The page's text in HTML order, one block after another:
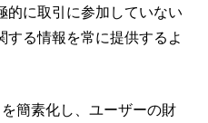
的に取引に参加していない
る情報を常に提供するよ
簡素化し、ユーザーの財